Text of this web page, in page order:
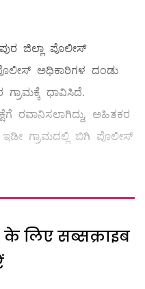
ಜಿಲ್ಲಾ ಪೊಲೀಸ್
ಅಧಿಕಾರಿಗಳ ದಂಡು
ಧಾವಿಸಿದೆ.
ರವಾನಿಸಲಾಗಿದ್ದು, ಅಹಿತಕರ
ಗ್ರಾಮದಲ್ಲಿ ಬಿಗಿ ಪೊಲೀಸ್
लिए सब्सक्राइब